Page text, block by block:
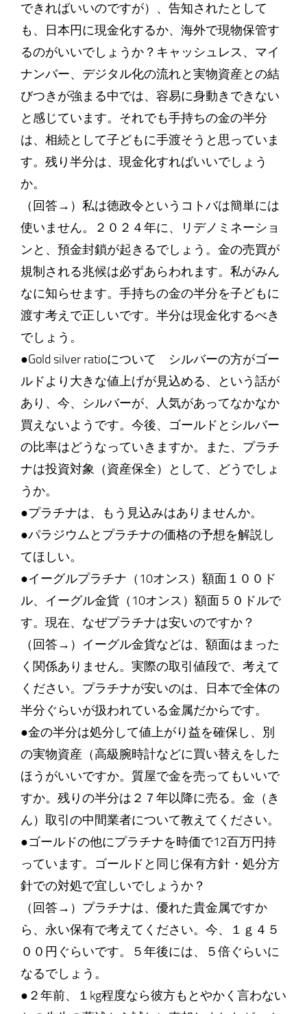
できればいいのですが）、告知されたとして
も、日本円に現金化するか、海外で現物保管す
るのがいいでしょうか？キャッシュレス、マイ
ナンバー、デジタル化の流れと実物資産との結
びつきが強まる中では、容易に身動きできない
と感じています。それでも手持ちの金の半分
は、相続として子どもに手渡そうと思っていま
す。残り半分は、現金化すればいいでしょう
か。
（回答→）私は徳政令というコトバは簡単には
使いません。２０２４年に、リデノミネーショ
ンと、預金封鎖が起きるでしょう。金の売買が
規制される兆候は必ずあらわれます。私がみん
なに知らせます。手持ちの金の半分を子どもに
渡す考えで正しいです。半分は現金化するべき
でしょう。
●Gold silver ratioについて シルバーの方がゴー
ルドより大きな値上げが見込める、という話が
あり、今、シルバーが、人気があってなかなか
買えないようです。今後、ゴールドとシルバー
の比率はどうなっていきますか。また、プラチ
ナは投資対象（資産保全）として、どうでしょ
うか。
●プラチナは、もう見込みはありませんか。
●パラジウムとプラチナの価格の予想を解説し
てほしい。
●イーグルプラチナ（10オンス）額面１００ド
ル、イーグル金貨（10オンス）額面５０ドルで
す。現在、なぜプラチナは安いのですか？
（回答→）イーグル金貨などは、額面はまった
く関係ありません。実際の取引値段で、考えて
ください。プラチナが安いのは、日本で全体の
半分ぐらいが扱われている金属だからです。
●金の半分は処分して値上がり益を確保し、別
の実物資産（高級腕時計などに買い替えをした
ほうがいいですか。質屋で金を売ってもいいで
すか。残りの半分は２７年以降に売る。金（き
ん）取引の中間業者について教えてください。
●ゴールドの他にプラチナを時価で12百万円持
っています。ゴールドと同じ保有方針・処分方
針での対処で宜しいでしょうか？
（回答→）プラチナは、優れた貴金属ですか
ら、永い保有で考えてください。今、１ｇ４５
００円ぐらいです。５年後には、５倍ぐらいに
なるでしょう。
●２年前、１kg程度なら彼方もとやかく言わない